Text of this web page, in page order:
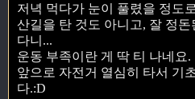
저녁 먹다가 눈이 풀렸을 정도
산길을 탄 것도 아니고, 잘 정
다니...
운동 부족이란 게 딱 티 나네요.
앞으로 자전거 열심히 타서 기
다.:D